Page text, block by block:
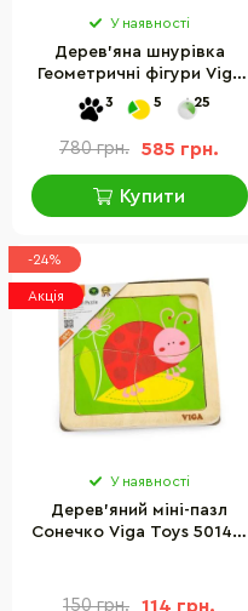
У наявності
Дерев'яна шнурівка
Геометричні фігури Viga
Toys 50538, 8 фігур
3 5 25
780 грн. 585 грн.
Купити
-24%
Акція
У наявності
Дерев'яний міні-пазл
Сонечко Viga Toys 50140,
150 грн. 114 грн.